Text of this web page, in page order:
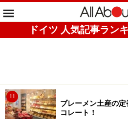
ドイツ 人気記事ラン
11
ブレーメン土産の
コレート！